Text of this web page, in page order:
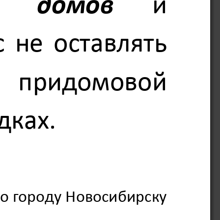
оставлять
придомовой
городу Новосибирску